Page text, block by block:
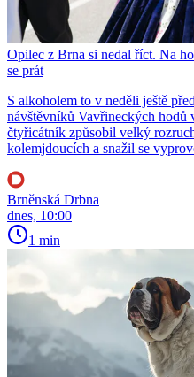
Opilec z Brna si nedal říct. Na
se prát
S alkoholem to v neděli ještě
návštěvníků Vavřineckých
čtyřicátník způsobil velký
kolemjdoucích a snažil se
Brněnská Drbna
dnes, 10:00
1 min